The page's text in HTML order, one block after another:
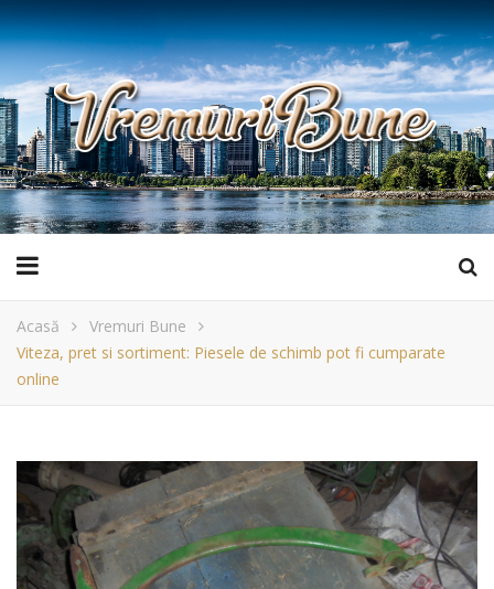
Acasă
Vremuri Bune
Viteza, pret si sortiment: Piesele de schimb pot fi cumparate
online